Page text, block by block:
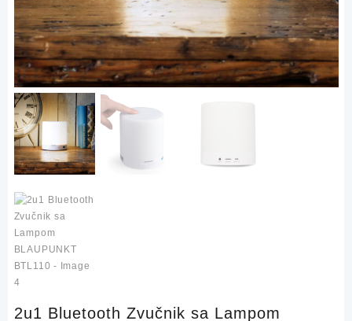
2u1 Bluetooth Zvučnik sa Lampom